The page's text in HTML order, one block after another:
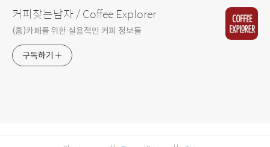
커피찾는남자 / Coffee Explorer
(홈)카페를 위한 실용적인 커피 정보들
구독하기